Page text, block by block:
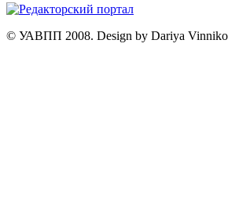
© УАВПП 2008. Design by Dariya